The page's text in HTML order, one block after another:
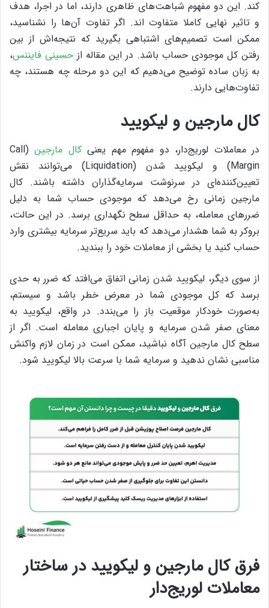
کند. این دو مفهوم شباهت‌های ظاهری دارند، اما در اجرا، هدف
و تاثیر نهایی کاملا متفاوت اند. اگر تفاوت آن‌ها را نشناسید،
ممکن است تصمیم‌های اشتباهی بگیرید که نتیجه‌اش از بین
رفتن کل موجودی حساب باشد. در این مقاله از حسینی فایننس،
به زبان ساده توضیح می‌دهیم که این دو مرحله چه هستند، چه
تفاوت‌هایی دارند.
کال مارجین و لیکویید
در معاملات لوریج‌دار، دو مفهوم مهم یعنیکال مارجین
(Call
Margin) و لیکویید شدن (Liquidation) می‌توانند نقش
تعیین‌کننده‌ای در سرنوشت سرمایه‌گذاران داشته باشند. کال
مارجین زمانی رخ می‌دهد که موجودی حساب شما به دلیل
ضررهای معامله، به حداقل سطح نگهداری برسد. در این حالت،
بروکر به شما هشدار می‌دهد که باید سریع‌تر سرمایه بیشتری وارد
حساب کنید یا بخشی از معاملات خود را ببندید.
از سوی دیگر، لیکویید شدن زمانی اتفاق می‌افتد که ضرر به حدی
برسد که کل موجودی شما در معرض خطر باشد و سیستم،
به‌صورت خودکار موقعیت باز را می‌بندد. در واقع، لیکویید به
معنای صفر شدن سرمایه و پایان اجباری معامله است. اگر از
سطح کال مارجین آگاه نباشید، ممکن است در زمان لازم واکنش
مناسبی نشان ندهید و سرمایه شما با سرعت بالا لیکویید شود.
فرق کال مارجین و لیکویید در ساختار
معاملات لوریج‌دار